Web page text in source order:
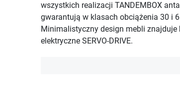
wszystkich realizacji TANDEMBOX
gwarantują w klasach obciążenia 30 i
Minimalistyczny design mebli znajduje
elektryczne SERVO-DRIVE.